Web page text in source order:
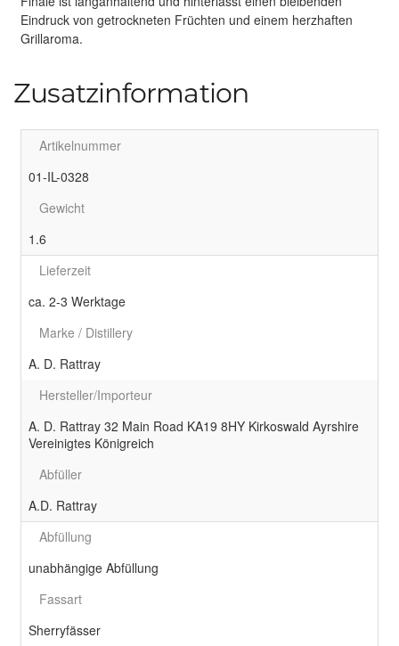
Eindruck von getrockneten Früchten und einem herzhaften
Grillaroma.
Zusatzinformation
Artikelnummer
01-IL-0328
Gewicht
1.6
Lieferzeit
ca. 2-3 Werktage
Marke / Distillery
A. D. Rattray
Hersteller/Importeur
A. D. Rattray 32 Main Road KA19 8HY Kirkoswald Ayrshire
Vereinigtes Königreich
Abfüller
A.D. Rattray
Abfüllung
unabhängige Abfüllung
Fassart
Sherryfässer